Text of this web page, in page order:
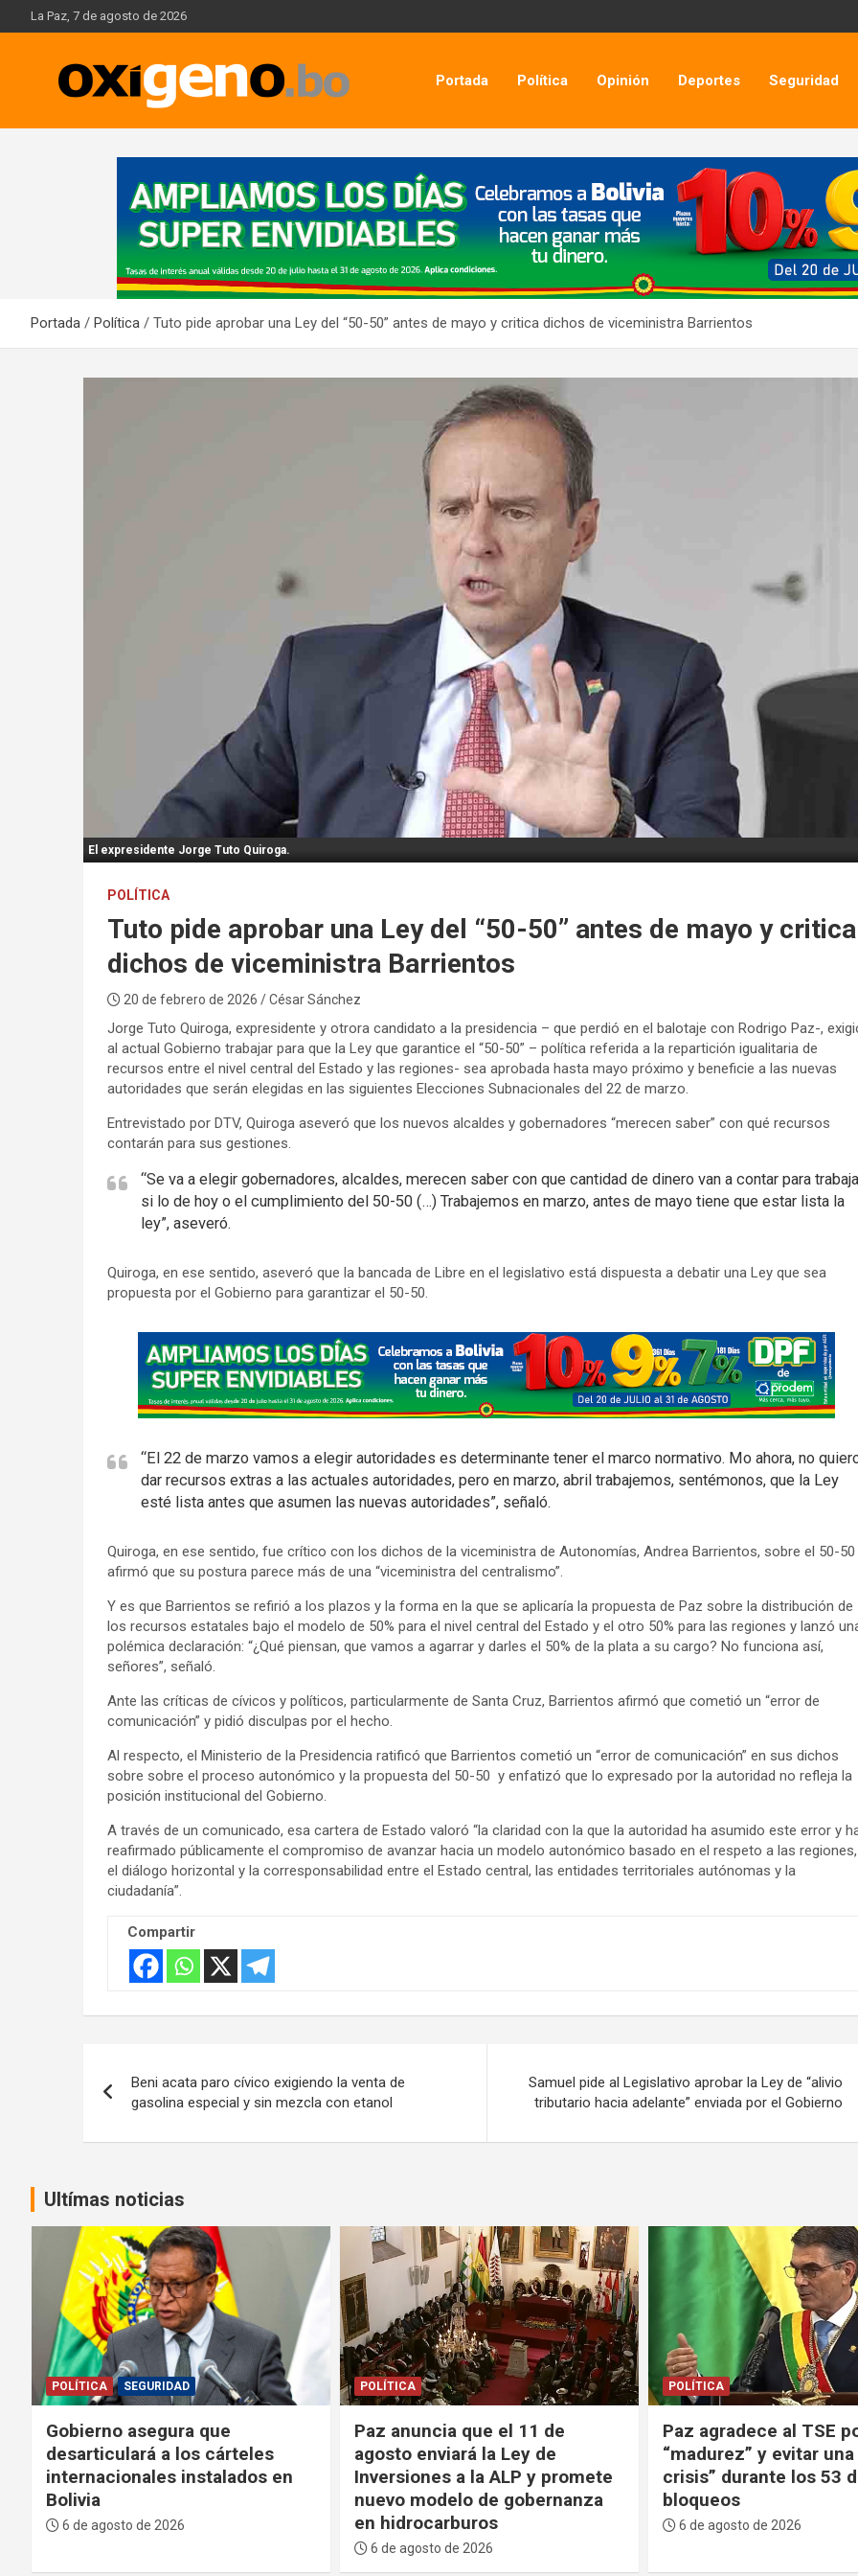
to
La Paz, 7 de agosto de 2026
Oxígeno Digital
Portada Política Opinión Deportes Seguridad
i
s
Portada Política Tuto pide aprobar una Ley del “50-50” antes de mayo y critica dichos de viceministra Barrientos
El expresidente Jorge Tuto Quiroga.
POLÍTICA
Tuto pide aprobar una Ley del “50-50” antes de mayo y critica
dichos de viceministra Barrientos
20 de febrero de 2026 / César Sánchez
Jorge Tuto Quiroga, expresidente y otrora candidato a la presidencia – que perdió en el balotaje con Rodrigo Paz-,
al actual Gobierno trabajar para que la Ley que garantice el “50-50” – política referida a la repartición igualitaria de
recursos entre el nivel central del Estado y las regiones- sea aprobada hasta mayo próximo y beneficie a las nuevas
autoridades que serán elegidas en las siguientes Elecciones Subnacionales del 22 de marzo.
Entrevistado por DTV, Quiroga aseveró que los nuevos alcaldes y gobernadores “merecen saber” con qué recursos
contarán para sus gestiones.
“Se va a elegir gobernadores, alcaldes, merecen saber con que cantidad de dinero van a contar para
si lo de hoy o el cumplimiento del 50-50 (…) Trabajemos en marzo, antes de mayo tiene que estar lista la
ley”, aseveró.
Quiroga, en ese sentido, aseveró que la bancada de Libre en el legislativo está dispuesta a debatir una Ley que sea
propuesta por el Gobierno para garantizar el 50-50.
t
e
m
n
t
:
“El 22 de marzo vamos a elegir autoridades es determinante tener el marco normativo. Mo ahora, no
dar recursos extras a las actuales autoridades, pero en marzo, abril trabajemos, sentémonos, que la Ley
esté lista antes que asumen las nuevas autoridades”, señaló.
Quiroga, en ese sentido, fue crítico con los dichos de la viceministra de Autonomías, Andrea Barrientos, sobre el 50-50
afirmó que su postura parece más de una “viceministra del centralismo”.
Y es que Barrientos se refirió a los plazos y la forma en la que se aplicaría la propuesta de Paz sobre la distribución de
los recursos estatales bajo el modelo de 50% para el nivel central del Estado y el otro 50% para las regiones y lanzó
polémica declaración: “¿Qué piensan, que vamos a agarrar y darles el 50% de la plata a su cargo? No funciona así,
señores”, señaló.
Ante las críticas de cívicos y políticos, particularmente de Santa Cruz, Barrientos afirmó que cometió un “error de
comunicación” y pidió disculpas por el hecho.
Al respecto, el Ministerio de la Presidencia ratificó que Barrientos cometió un “error de comunicación” en sus dichos
sobre sobre el proceso autonómico y la propuesta del 50-50 y enfatizó que lo expresado por la autoridad no refleja la
posición institucional del Gobierno.
A través de un comunicado, esa cartera de Estado valoró “la claridad con la que la autoridad ha asumido este error y
reafirmado públicamente el compromiso de avanzar hacia un modelo autonómico basado en el respeto a las regiones,
el diálogo horizontal y la corresponsabilidad entre el Estado central, las entidades territoriales autónomas y la
ciudadanía”.
Compartir
de
entradas
Beni acata paro cívico exigiendo la venta de
gasolina especial y sin mezcla con etanol
Samuel pide al Legislativo aprobar la Ley de “alivio
tributario hacia adelante” enviada por el Gobierno
Ultímas noticias
POLÍTICA
Paz anuncia que el 11 de
agosto enviará la Ley de
Inversiones a la ALP y promete
nuevo modelo de gobernanza
en hidrocarburos
POLÍTICA
Paz agradece al TSE por su
“madurez” y evitar una “mayor
crisis” durante los 53 días de
bloqueos
6 de agosto de 2026
GENTE POLÍTICA
Paz explica que
el Ministerio de
una Agencia porque
buenos resultados en
países